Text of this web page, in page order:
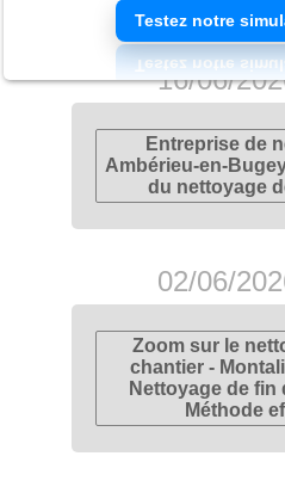
Testez notre
16/06/
Entreprise de
Ambérieu-en-
du nettoyage
02/06/
Zoom sur le
chantier -
Nettoyage de fin
Méthode